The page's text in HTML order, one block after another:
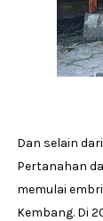
Dan selain
Pertanahan
memulai
Kembang. Di